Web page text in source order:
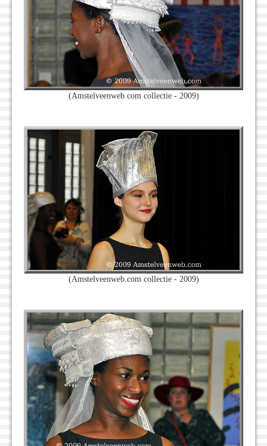
(Amstelveenweb.com collectie - 2009)
(Amstelveenweb.com collectie - 2009)